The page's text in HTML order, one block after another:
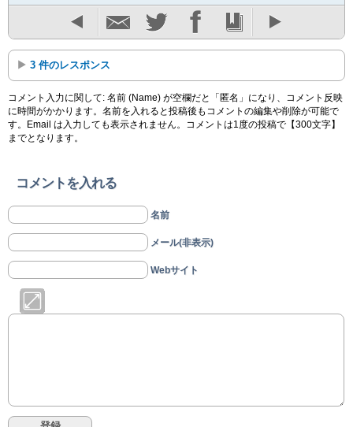
3 件のレスポンス
コメント入力に関して: 名前 (Name) が空欄だと「匿名」になり、コメント反映
に時間がかかります。名前を入れると投稿後もコメントの編集や削除が可能で
す。Email は入力しても表示されません。コメントは1度の投稿で【300文字】
までとなります。
コメントを入れる
名前
メール(非表示)
Webサイト